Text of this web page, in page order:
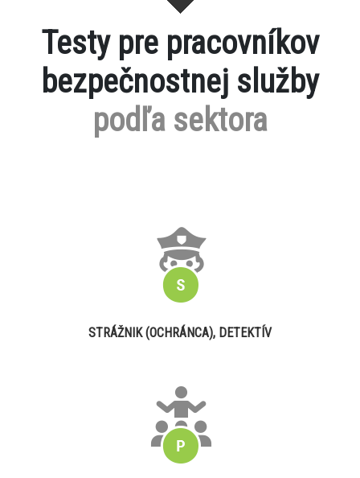
Testy pre pracovníkov
bezpečnostnej služby
podľa sektora
STRÁŽNIK (OCHRÁNCA), DETEKTÍV